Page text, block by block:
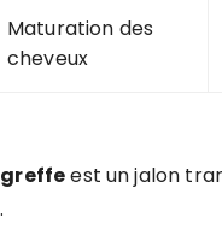
Maturation des
cheveux
greffeest un jalon